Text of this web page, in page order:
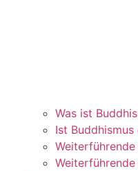
Was ist
Ist Buddhismus
Weiterführende